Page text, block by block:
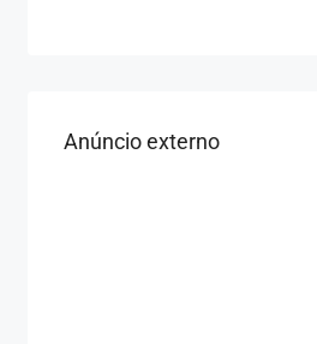
Anúncio externo